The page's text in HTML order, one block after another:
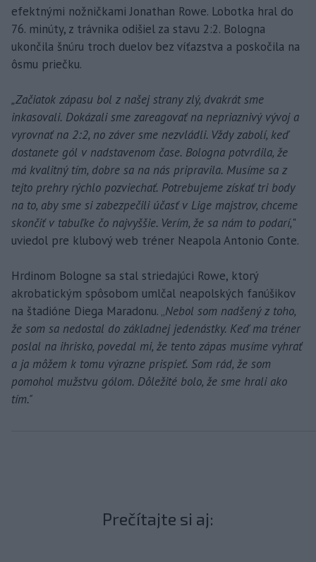
efektnými nožničkami Jonathan Rowe. Lobotka hral do
76. minúty, z trávnika odišiel za stavu 2:2. Bologna
ukončila šnúru troch duelov bez víťazstva a poskočila na
ôsmu priečku.
„Začiatok zápasu bol z našej strany zlý, dvakrát sme
inkasovali. Dokázali sme zareagovať na nepriaznivý vývoj a
vyrovnať na 2:2, no záver sme nezvládli. Vždy zabolí, keď
dostanete gól v nadstavenom čase. Bologna potvrdila, že
má kvalitný tím, dobre sa na nás pripravila. Musíme sa z
tejto prehry rýchlo pozviechať. Potrebujeme získať tri body
na to, aby sme si zabezpečili účasť v Lige majstrov, chceme
skončiť v tabuľke čo najvyššie. Verím, že sa nám to podarí,"
uviedol pre klubový web tréner Neapola Antonio Conte.
Hrdinom Bologne sa stal striedajúci Rowe, ktorý
akrobatickým spôsobom umlčal neapolských fanúšikov
na štadióne Diega Maradonu. „Nebol som nadšený z toho,
že som sa nedostal do základnej jedenástky. Keď ma tréner
poslal na ihrisko, povedal mi, že tento zápas musíme vyhrať
a ja môžem k tomu výrazne prispieť. Som rád, že som
pomohol mužstvu gólom. Dôležité bolo, že sme hrali ako
tím."
Prečítajte si aj: